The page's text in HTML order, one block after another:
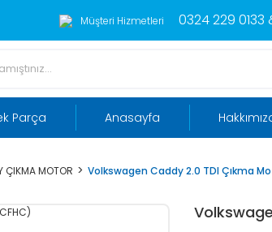
Müşteri Hizmetleri 0324 229 0133
Parça Anasayfa
ÇIKMA MOTOR Volkswagen Caddy 2.0 TDI Çıkma